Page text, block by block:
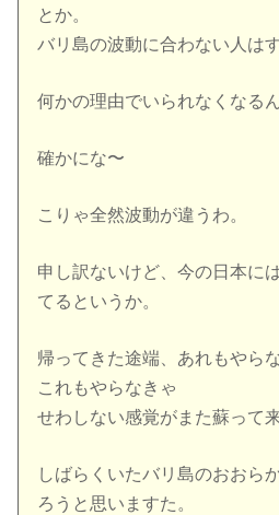
とか。
バリ島の波動に合わない人は
何かの理由でいられなくなる
確かにな〜
こりゃ全然波動が違うわ。
申し訳ないけど、今の日本に
てるというか。
帰ってきた途端、あれもやら
これもやらなきゃ
せわしない感覚がまた蘇って来
しばらくいたバリ島のおおら
ろうと思いますた。